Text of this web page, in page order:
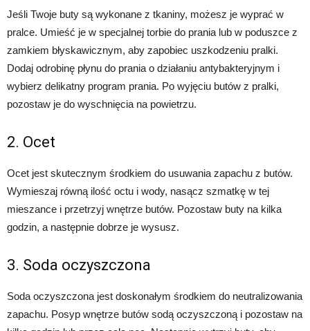
Jeśli Twoje buty są wykonane z tkaniny, możesz je wyprać w
pralce. Umieść je w specjalnej torbie do prania lub w poduszce z
zamkiem błyskawicznym, aby zapobiec uszkodzeniu pralki.
Dodaj odrobinę płynu do prania o działaniu antybakteryjnym i
wybierz delikatny program prania. Po wyjęciu butów z pralki,
pozostaw je do wyschnięcia na powietrzu.
2. Ocet
Ocet jest skutecznym środkiem do usuwania zapachu z butów.
Wymieszaj równą ilość octu i wody, nasącz szmatkę w tej
mieszance i przetrzyj wnętrze butów. Pozostaw buty na kilka
godzin, a następnie dobrze je wysusz.
3. Soda oczyszczona
Soda oczyszczona jest doskonałym środkiem do neutralizowania
zapachu. Posyp wnętrze butów sodą oczyszczoną i pozostaw na